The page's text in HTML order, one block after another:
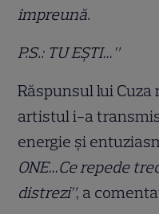
împreună.
P.S.: TU EȘTI…”
Răspunsul lui
artistul i-a
energie și
ONE…Ce repede
distrezi”, a